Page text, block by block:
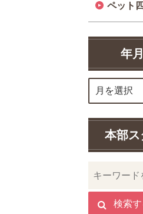
ペット
年
本部ス
検索す